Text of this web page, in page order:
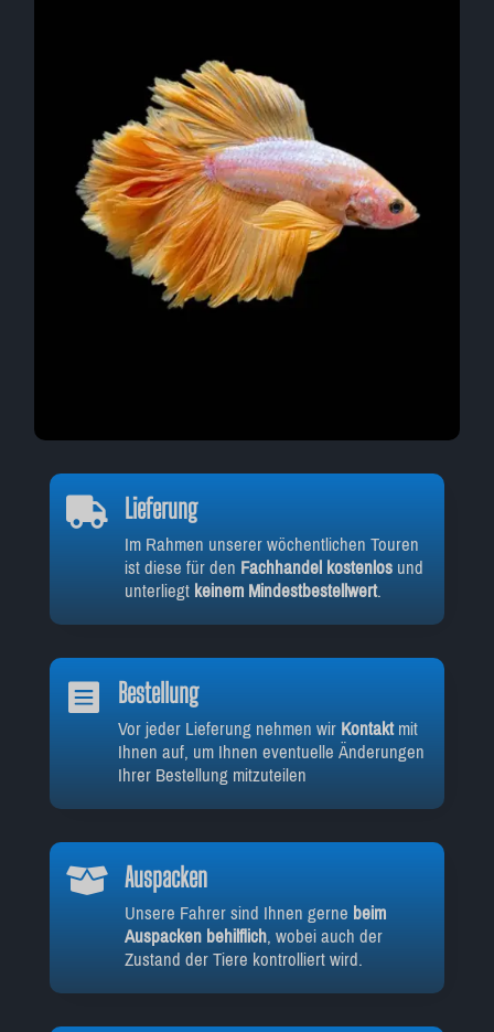
 Lieferung
Im Rahmen unserer wöchentlichen Touren
ist diese für denFachhandel kostenlosund
unterliegtkeinem Mindestbestellwert.
 Bestellung
Vor jeder Lieferung nehmen wirKontaktmit
Ihnen auf, um Ihnen eventuelle Änderungen
Ihrer Bestellung mitzuteilen
 Auspacken
Unsere Fahrer sind Ihnen gernebeim
Auspacken behilflich, wobei auch der
Zustand der Tiere kontrolliert wird.